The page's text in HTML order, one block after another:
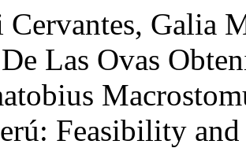
Cervantes, Galia
Las Ovas
Feasibility